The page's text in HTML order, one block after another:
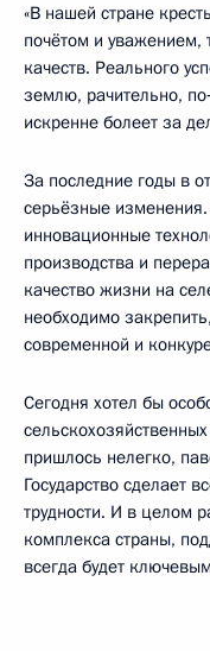
«В нашей стране
почётом и уважением,
качеств. Реального
землю, рачительно,
искренне болеет за
За последние годы в
серьёзные
инновационные
производства и
качество жизни на
необходимо
современной и
Сегодня хотел бы
пришлось нелегко,
Государство сделает
трудности. И в целом
комплекса страны,
всегда будет